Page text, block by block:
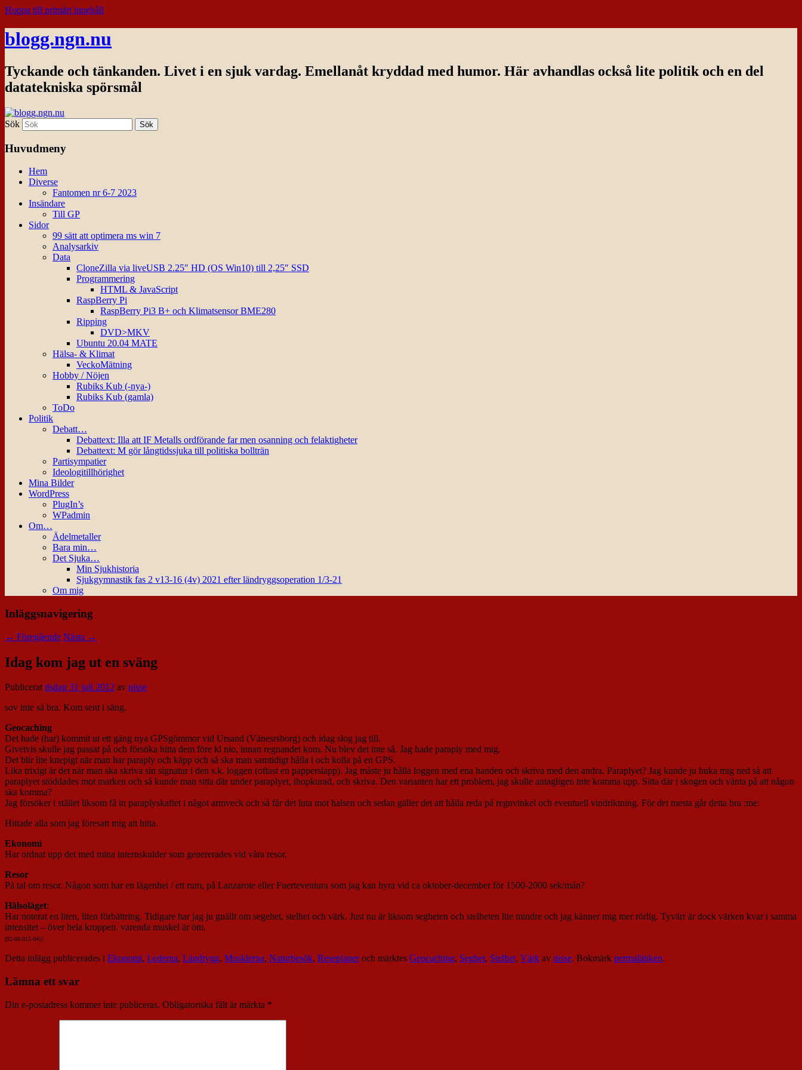
Hoppa till primärt innehåll
blogg.ngn.nu
Tyckande och tänkanden. Livet i en sjuk vardag. Emellanåt kryddad med humor. Här avhandlas också lite politik och en del
datatekniska spörsmål
Sök
Huvudmeny
Hem
Diverse
Fantomen nr 6-7 2023
Insändare
Till GP
Sidor
99 sätt att optimera ms win 7
Analysarkiv
Data
CloneZilla via liveUSB 2.25″ HD (OS Win10) till 2,25″ SSD
Programmering
HTML & JavaScript
RaspBerry Pi
RaspBerry Pi3 B+ och Klimatsensor BME280
Ripping
DVD>MKV
Ubuntu 20.04 MATE
Hälsa- & Klimat
VeckoMätning
Hobby / Nöjen
Rubiks Kub (-nya-)
Rubiks Kub (gamla)
ToDo
Politik
Debatt…
Debattext: Illa att IF Metalls ordförande far men osanning och felaktigheter
Debattext: M gör långtidssjuka till politiska bollträn
Partisympatier
Ideologitillhörighet
Mina Bilder
WordPress
PlugIn’s
WPadmin
Om…
Ädelmetaller
Bara min…
Det Sjuka…
Min Sjukhistoria
Sjukgymnastik fas 2 v13-16 (4v) 2021 efter ländryggsoperation 1/3-21
Om mig
Inläggsnavigering
← Föregående Nästa →
Idag kom jag ut en sväng
Publicerattisdag 31 juli 2012 av nisse
sov inte så bra. Kom sent i säng.
Geocaching
Det hade (har) kommit ut ett gäng nya GPSgömmor vid Ursand (Vänesrsborg) och idag slog jag till.
Givetvis skulle jag passat på och försöka hitta dem före kl nio, innan regnandet kom. Nu blev det inte så. Jag hade paraply med mig.
Det blir lite knepigt när man har paraply och käpp och så ska man samtidigt hålla i och kolla på en GPS.
Lika trixigt är det när man ska skriva sin signatur i den s.k. loggen (oftast en papperslapp). Jag måste ju hålla loggen med ena handen och skriva med den andra. Paraplyet? Jag kunde ju huka mig ned så att
paraplyet stöddades mot marken och så kunde man sitta där under paraplyet, ihopkurad, och skriva. Den varianten har ett problem, jag skulle antagligen inte komma upp. Sitta där i skogen och vänta på att någon
ska komma?
Jag försöker i stället liksom få in paraplyskaftet i något armveck och så får det luta mot halsen och sedan gäller det att hålla reda på regnvinkel och eventuell vindriktning. För det mesta går detta bra :me:
Hittade alla som jag föresatt mig att hitta.
Ekonomi
Har ordnat upp det med mina internskulder som genererades vid våra resor.
Resor
På tal om resor. Någon som har en lägenhet / ett rum, på Lanzarote eller Fuerteventura som jag kan hyra vid ca oktober-december för 1500-2000 sek/mån?
Hälsoläget:
Har noterat en liten, liten förbättring. Tidigare har jag ju gnällt om segehet, stelhet och värk. Just nu är liksom segheten och stelheten lite mindre och jag känner mig mer rörlig. Tyvärr är dock värken kvar i samma
intensitet – över hela kroppen. varenda muskel är öm.
[02-08-015-045]
Detta inlägg publicerades i Ekonomi, Lederna, Ländrygg, Musklerna, Naturbesök, Reseplaneroch märktes Geocaching, Seghet, Stelhet, Värk av nisse. Bokmärk permalänken.
Lämna ett svar
Din e-postadress kommer inte publiceras. Obligatoriska fält är märkta *